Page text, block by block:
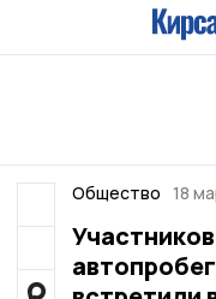
Общество 18